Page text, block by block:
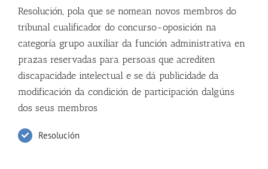
Resolución, pola que se nomean novos membros do
tribunal cualificador do concurso-oposición na
categoría grupo auxiliar da función administrativa en
prazas reservadas para persoas que acrediten
discapacidade intelectual e se dá publicidade da
modificación da condición de participación dalgúns
dos seus membros
Resolución